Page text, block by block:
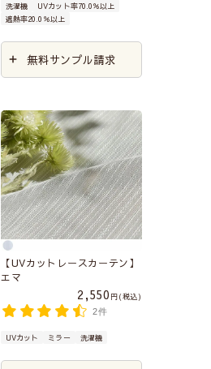
洗濯機
UVカット率70.0％以上
遮熱率20.0％以上
無料サンプル請求
【UVカットレースカーテン】
エマ
2,550
税込
2件
UVカット ミラー 洗濯機